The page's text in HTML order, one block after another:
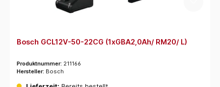
Bosch GCL12V-50-22CG (1xGBA2,0Ah/ RM20/ L)
Produktnummer: 211166
Hersteller: Bosch